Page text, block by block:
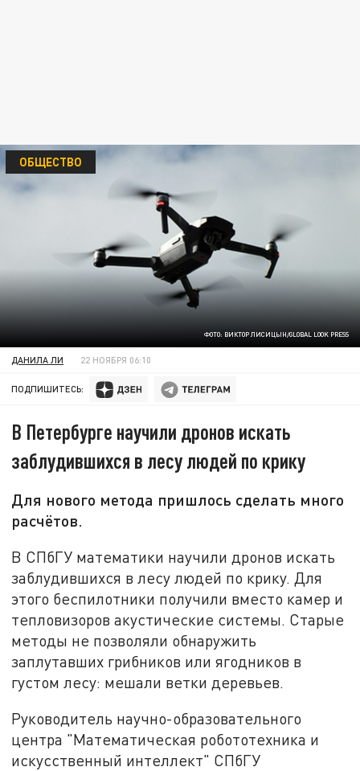
ФОТО: ВИКТОР ЛИСИЦЫН/GLOBAL LOOK PRESS
ОБЩЕСТВО
ДАНИЛА ЛИ 22 НОЯБРЯ 06:10
ПОДПИШИТЕСЬ:
В Петербурге научили дронов искать
заблудившихся в лесу людей по крику
Для нового метода пришлось сделать много
расчётов.
В СПбГУ математики научили дронов искать
заблудившихся в лесу людей по крику. Для
этого беспилотники получили вместо камер и
тепловизоров акустические системы. Старые
методы не позволяли обнаружить
заплутавших грибников или ягодников в
густом лесу: мешали ветки деревьев.
Руководитель научно-образовательного
центра "Математическая робототехника и
искусственный интеллект" СПбГУ